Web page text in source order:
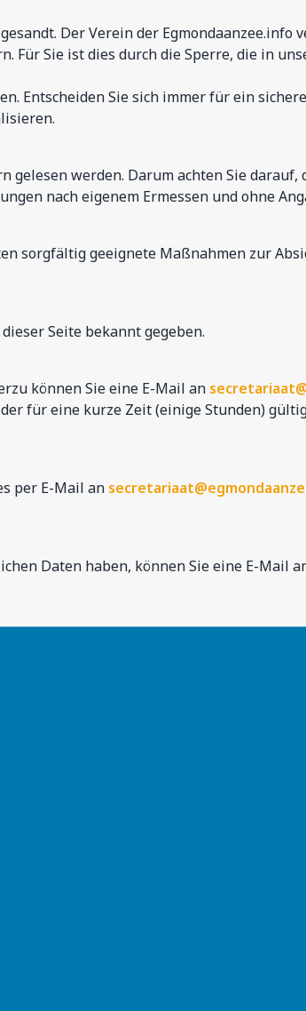
Der Verein der
Sie ist dies durch die Sperre, die in
Entscheiden Sie sich immer für ein
werden. Darum achten Sie
nach eigenem Ermessen und ohne
sorgfältig geeignete Maßnahmen zur
Seite bekannt gegeben.
können Sie eine E-Mail an
für eine kurze Zeit (einige Stunden)
per E-Mail an
Daten haben, können Sie eine E-Mail